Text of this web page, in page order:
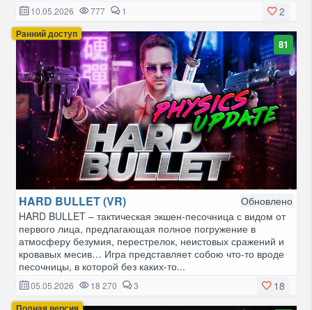
2
10.05.2026 777 1
Ранний доступ
81
HARD BULLET (VR)
Обновлено
HARD BULLET – тактическая экшен-песочница с видом от
первого лица, предлагающая полное погружение в
атмосферу безумия, перестрелок, неистовых сражений и
кровавых месив… Игра представляет собою что-то вроде
песочницы, в которой без каких-то...
18
05.05.2026 18 270 3